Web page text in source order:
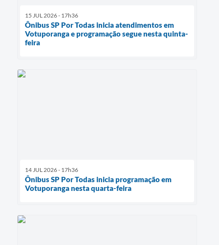
15 JUL 2026 - 17h36
Ônibus SP Por Todas inicia atendimentos em
Votuporanga e programação segue nesta quinta-
feira
14 JUL 2026 - 17h36
Ônibus SP Por Todas inicia programação em
Votuporanga nesta quarta-feira